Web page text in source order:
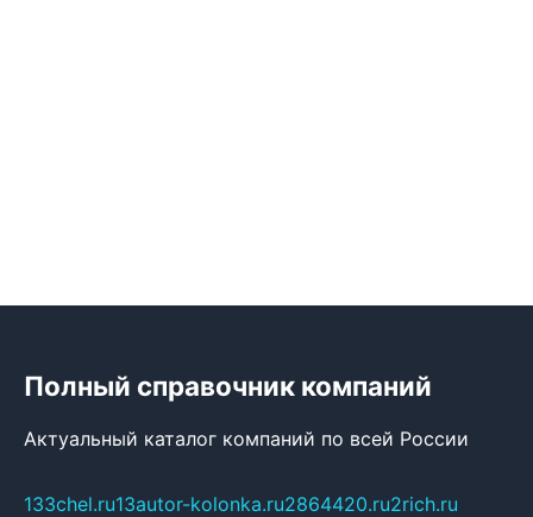
Полный справочник компаний
Актуальный каталог компаний по всей России
133chel.ru13autor-kolonka.ru2864420.ru2rich.ru